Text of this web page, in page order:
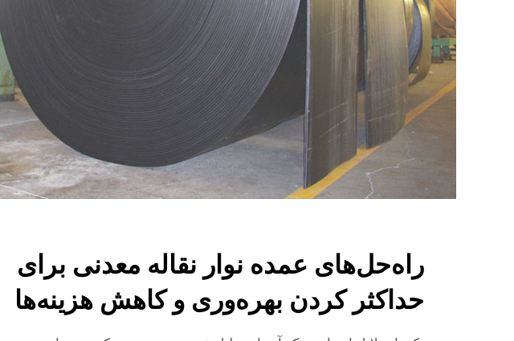
راه‌حل‌های عمده نوار نقاله معدنی برای
حداکثر کردن بهره‌وری و کاهش هزینه‌ها